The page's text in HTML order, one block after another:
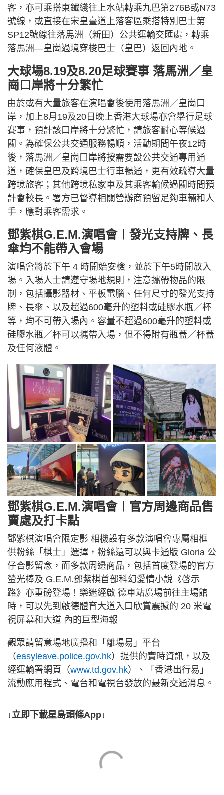
客，亦可乘搭東鐵綫往上水站轉乘九巴第276B或N73
號線，或直接在宋皇臺道上落客區乘搭特別巴士第
SP12號線往落馬洲（新田）公共運輸交匯處，轉乘
落馬洲—皇崗過境穿梭巴士（皇巴）返回內地。
大球場8.19及8.20足球賽事 落馬洲／皇
崗口岸將十分繁忙
由於或有大量旅客在演唱會後使用落馬洲／皇崗口
岸，加上8月19及20日晚上香港大球場亦會舉行足球
賽事，預計該口岸將十分繁忙，請旅客耐心等候過
關。為確保公共交通服務暢順，活動期間午夜12時
後，落馬洲／皇崗口岸將按需要設公共交通專用通
道，確保皇巴及跨境巴士行車暢通，更有效疏導大量
跨境旅客；其他跨境私家車及其乘客輪候過關時間預
計會較長。署方已督導相關營辦商預留足夠車輛和人
手，應對乘客需求。
鄧紫棋G.E.M.演唱會︱發光支持牌、長
傘均不能帶入會場
演唱會將於下午 4 時開始安檢，並於下午5時開放入
場。入場人士請遵守場地規則，注意攜帶物品的限
制，包括攝影器材、平板電腦、任何尺寸的發光支持
牌、長傘、以及超過600毫升的塑料或硅膠水瓶／杯
等，均不可帶入場內。容量不超過600毫升的塑料或
硅膠水瓶／杯可以攜帶入場，但不得附有瓶蓋／杯蓋
及任何液體。
鄧紫棋G.E.M.演唱會︱官方周邊商品售
賣處及打卡點
鄧紫棋演唱會限定影 相機設有多款演唱會專屬相框
供粉絲「棋士」選擇，粉絲還可以與卡通版 Gloria 公
仔合影留念，而多款周邊商品，包括首度登場的官方
螢光棒及 G.E.M.鄧紫棋首部科幻愛情小說《啓示
路》亦重磅登場！樂迷經啟 德車站廣場前往主場館
時，可以先到啟德體育大道入口欣賞震撼的 20 米電
視屏幕和大道 內的巨型海報
觀眾請留意場地廣播和「離場易」平台
（easyleave.police.gov.hk）提供的實時資訊，以及
經運輸署網頁（www.td.gov.hk）、「香港出行易」
流動應用程式、電台和電視台發放的最新交通消息。
↓立即下載星島頭條App↓